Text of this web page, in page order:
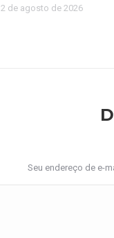
2 de agosto de 2026
Seu endereço de e-